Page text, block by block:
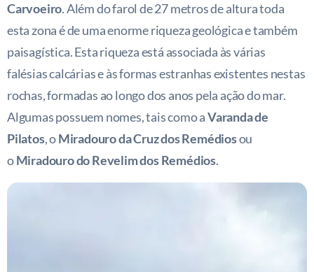
Carvoeiro. Além do farol de 27 metros de altura toda
esta zona é de uma enorme riqueza geológica e também
paisagística. Esta riqueza está associada às várias
falésias calcárias e às formas estranhas existentes nestas
rochas, formadas ao longo dos anos pela ação do mar.
Algumas possuem nomes, tais como aVaranda de
Pilatos, oMiradouro da Cruz dos Remédiosou
oMiradouro do Revelim dos Remédios.